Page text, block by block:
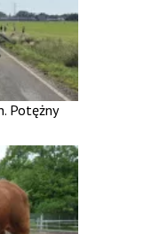
Potężny